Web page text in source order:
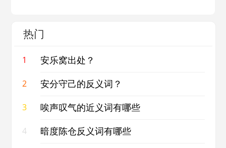
热门
1 安乐窝出处？
2 安分守己的反义词？
3 唉声叹气的近义词有哪些
4 暗度陈仓反义词有哪些